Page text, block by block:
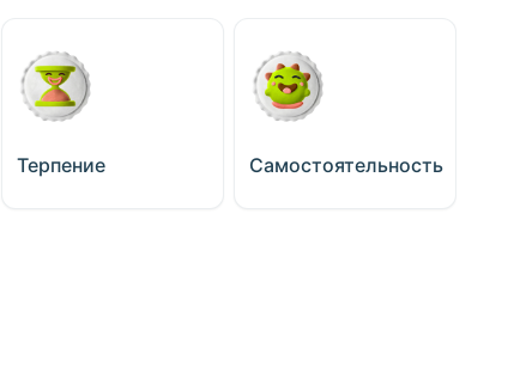
Терпение Самостоятельность